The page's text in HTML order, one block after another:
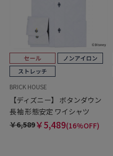
BRICK HOUSE
【ディズニー】 ボタンダウン
長袖 形態安定 ワイシャツ
￥6,589￥5,489(16%OFF)